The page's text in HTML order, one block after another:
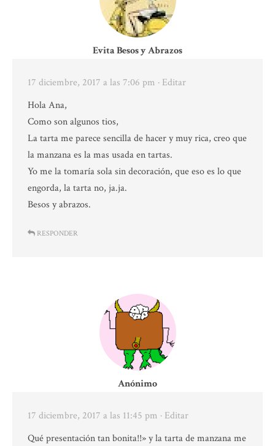
Evita Besos y Abrazos
17 diciembre, 2017 a las 7:06 pm · Editar
Hola Ana,
Como son algunos tios,
La tarta me parece sencilla de hacer y muy rica, creo que
la manzana es la mas usada en tartas.
Yo me la tomaría sola sin decoración, que eso es lo que
engorda, la tarta no, ja.ja.
Besos y abrazos.
RESPONDER
Anónimo
17 diciembre, 2017 a las 11:45 pm · Editar
Qué presentación tan bonita!!» y la tarta de manzana me